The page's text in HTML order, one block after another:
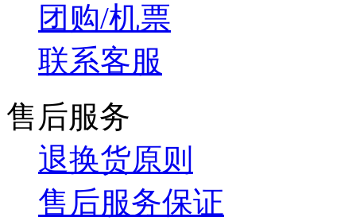
团购/机票
联系客服
售后服务
退换货原则
售后服务保证